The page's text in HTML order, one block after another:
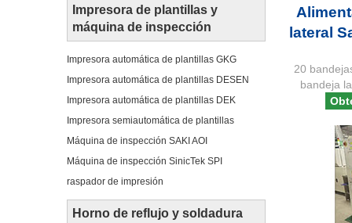
Impresora de plantillas y
máquina de inspección
Impresora automática de plantillas GKG
Impresora automática de plantillas DESEN
Impresora automática de plantillas DEK
Impresora semiautomática de plantillas
Máquina de inspección SAKI AOI
Máquina de inspección SinicTek SPI
raspador de impresión
Horno de reflujo y soldadura
lateral
20
bandeja